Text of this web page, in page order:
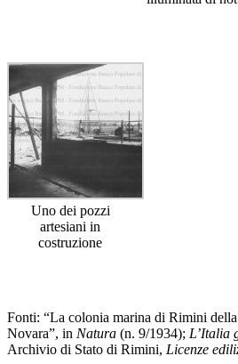
Uno dei pozzi
artesiani in
costruzione
Fonti: “La colonia marina di Rimini
Novara”, in Natura (n. 9/1934); L’Italia
Archivio di Stato di Rimini, Licenze